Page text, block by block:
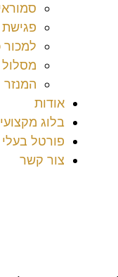
פגישת
למכור
מסלול
המנזר
אודות
בלוג מקצועי
פורטל
צור קשר